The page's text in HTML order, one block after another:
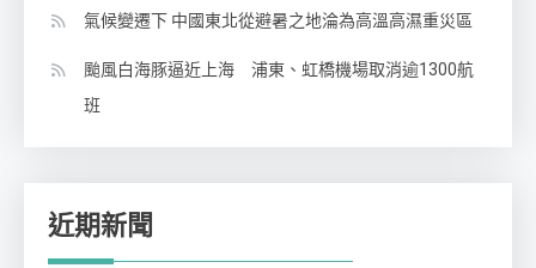
氣候變遷下 中國東北從避暑之地淪為高溫高濕重災區
颱風白海豚逼近上海 浦東、虹橋機場取消逾1300航
班
近期新聞